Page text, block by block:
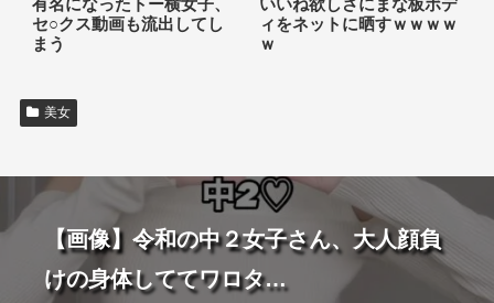
有名になったトー横女子、
セ○クス動画も流出してし
まう
いいね欲しさにまな板ボデ
ィをネットに晒すｗｗｗｗ
ｗ
美女
【画像】令和の中２女子さん、大人顔負
けの身体しててワロタ…